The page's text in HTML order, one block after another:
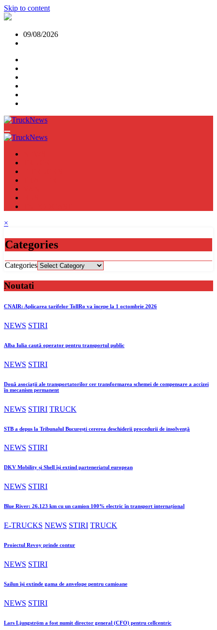
Skip to content
09/08/2026
×
Categories
Categories
Noutati
CNAIR: Aplicarea tarifelor TollRo va începe la 1 octombrie 2026
NEWS STIRI
Alba Iulia caută operator pentru transportul public
NEWS STIRI
Două asociații ale transportatorilor cer transformarea schemei de compensare a accizei
în mecanism permanent
NEWS STIRI TRUCK
STB a depus la Tribunalul București cererea deschiderii procedurii de insolvență
NEWS STIRI
DKV Mobility și Shell își extind parteneriatul european
NEWS STIRI
Blue River: 26.123 km cu un camion 100% electric în transport internațional
E-TRUCKS NEWS STIRI TRUCK
Proiectul Revoy prinde contur
NEWS STIRI
Sailun își extinde gama de anvelope pentru camioane
NEWS STIRI
Lars Ljungström a fost numit director general (CFO) pentru cellcentric